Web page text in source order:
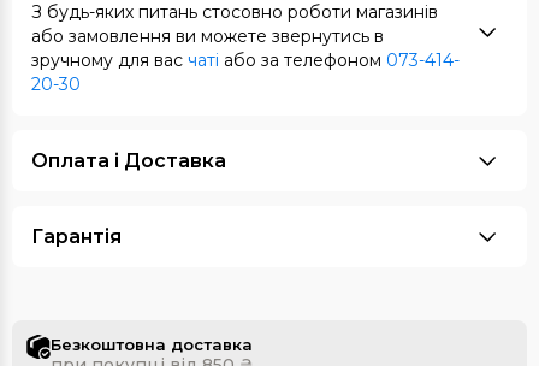
З будь-яких питань стосовно роботи магазинів
або замовлення ви можете звернутись в
зручному для вас чаті або за телефоном 073-414-
20-30
Оплата i Доставка
Гарантія
Безкоштовна доставка